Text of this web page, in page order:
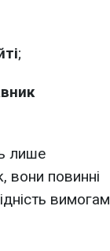
;
лише
вони повинні
вимогам